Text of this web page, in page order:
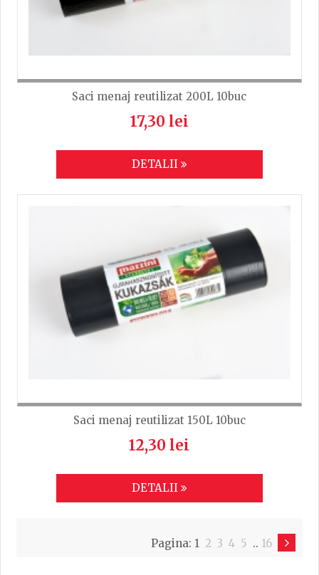
Saci menaj reutilizat 200L 10buc
17,30 lei
DETALII
Saci menaj reutilizat 150L 10buc
12,30 lei
DETALII
Pagina: 1 2 3 4 5 .. 16